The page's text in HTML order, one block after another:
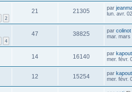
2
21 21305 par
lun. avr.
4
47 38825 par colinot
mar. mars
14 16140 par kapout
mer. févr.
12 15254 par kapout
mer. févr.